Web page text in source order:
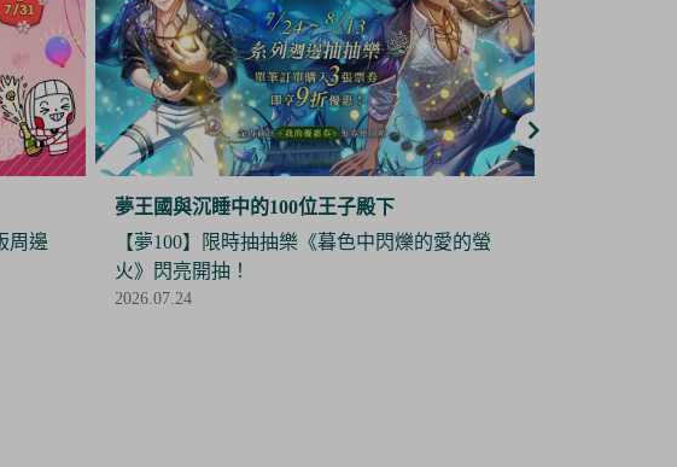
的螢
夢王國與沉睡中的100位王子殿下
【夢100】角色立牌復刻抽抽樂——道格拉斯 限
時登場！
2026.07.03